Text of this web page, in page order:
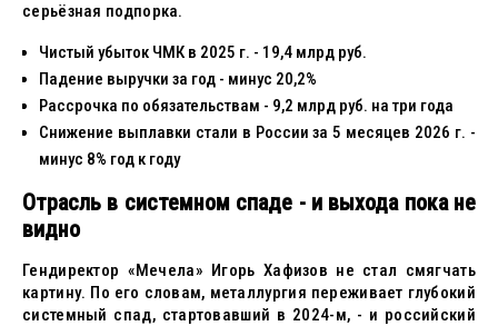
серьёзная подпорка.
Чистый убыток ЧМК в 2025 г. - 19,4 млрд руб.
Падение выручки за год - минус 20,2%
Рассрочка по обязательствам - 9,2 млрд руб. на три года
Снижение выплавки стали в России за 5 месяцев 2026 г. -
минус 8% год к году
Отрасль в системном спаде - и выхода пока не
видно
Гендиректор «Мечела» Игорь Хафизов не стал смягчать
картину. По его словам, металлургия переживает глубокий
системный спад, стартовавший в 2024-м, - и российский